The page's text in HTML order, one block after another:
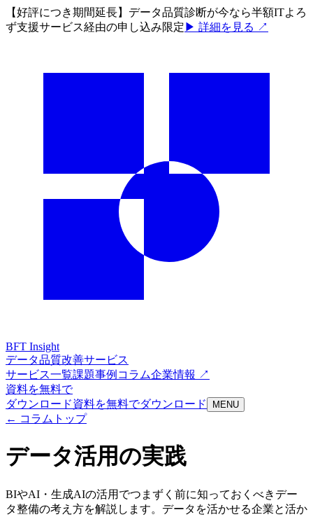
【好評につき期間延長】データ品質診断が今なら半額ITよろ
ず支援サービス経由の申し込み限定 ▶ 詳細を見る ↗
BFT Insight
データ品質改善サービス
サービス一覧課題事例 コラム企業情報 ↗
資料を無料で
ダウンロード資料を無料でダウンロード MENU
← コラムトップ
データ活用の実践
BIやAI・生成AIの活用でつまずく前に知っておくべきデー
タ整備の考え方を解説します。データを活かせる企業と活か